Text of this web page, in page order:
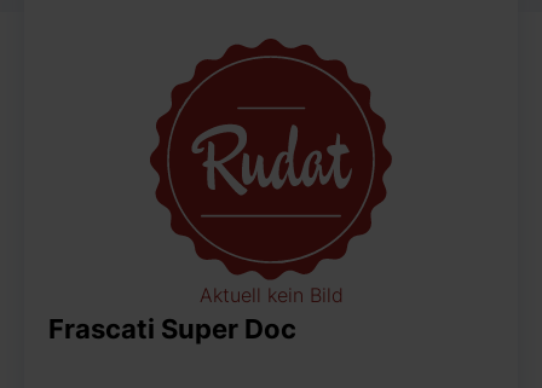
Aktuell kein Bild
Frascati Super Doc